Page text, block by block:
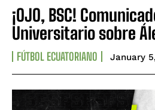
¡OJO, BSC!
Universitario sobre
FÚTBOL ECUATORIANO January